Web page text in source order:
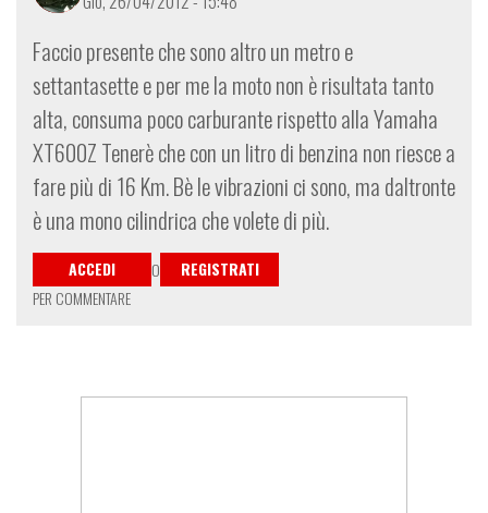
Faccio presente che sono altro un metro e
settantasette e per me la moto non è risultata tanto
alta, consuma poco carburante rispetto alla Yamaha
XT600Z Tenerè che con un litro di benzina non riesce a
fare più di 16 Km. Bè le vibrazioni ci sono, ma daltronte
è una mono cilindrica che volete di più.
ACCEDI O
REGISTRATI
PER COMMENTARE